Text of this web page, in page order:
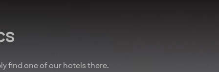
for at least 20% of
working hours.
find one of our hotels there.